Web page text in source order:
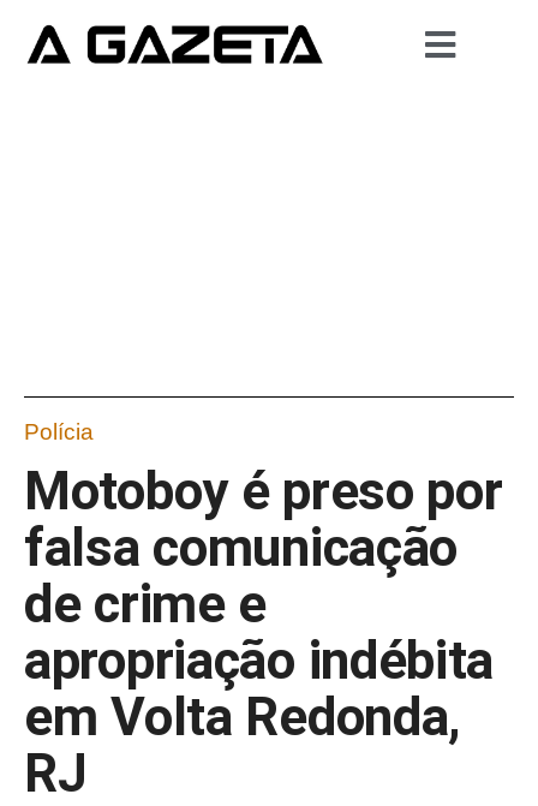
Polícia
Motoboy é preso por
falsa comunicação
de crime e
apropriação indébita
em Volta Redonda,
RJ